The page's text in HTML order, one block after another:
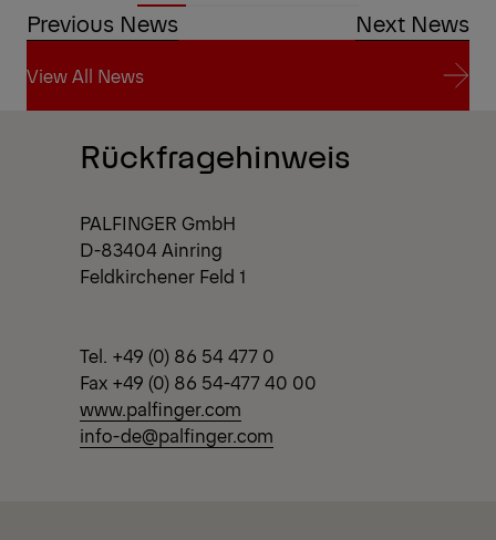
Previous News Next News
View All News
View All News
Rückfragehinweis
PALFINGER GmbH
D-83404 Ainring
Feldkirchener Feld 1
Tel. +49 (0) 86 54 477 0
Fax +49 (0) 86 54-477 40 00
www.palfinger.com
info-de@palfinger.com